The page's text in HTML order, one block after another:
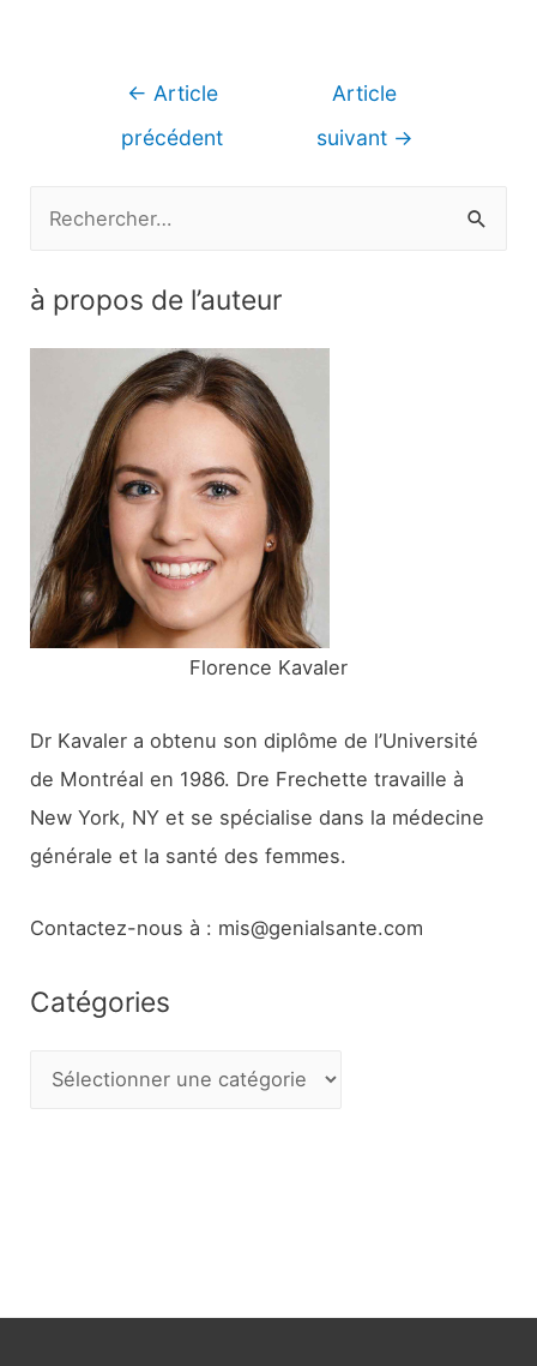
Navigation
← Article
précédent
Article
suivant →
h
:
à propos de l’auteur
Florence Kavaler
Dr Kavaler a obtenu son diplôme de l’Université
de Montréal en 1986. Dre Frechette travaille à
New York, NY et se spécialise dans la médecine
générale et la santé des femmes.
Contactez-nous à : mis@genialsante.com
Catégories